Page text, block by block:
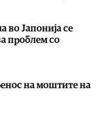
во Јапонија се
проблем со
на моштите на